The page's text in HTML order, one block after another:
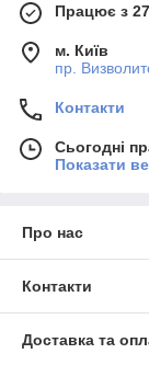
Працює з
м. Київ
пр.
Контакти
Сьогодні
Показати
Про нас
Контакти
Доставка та